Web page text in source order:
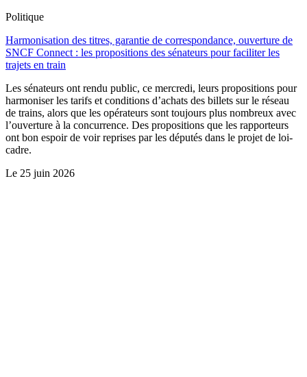
Politique
Harmonisation des titres, garantie de correspondance, ouverture de
SNCF Connect : les propositions des sénateurs pour faciliter les
trajets en train
Les sénateurs ont rendu public, ce mercredi, leurs propositions pour
harmoniser les tarifs et conditions d’achats des billets sur le réseau
de trains, alors que les opérateurs sont toujours plus nombreux avec
l’ouverture à la concurrence. Des propositions que les rapporteurs
ont bon espoir de voir reprises par les députés dans le projet de loi-
cadre.
Le 25 juin 2026